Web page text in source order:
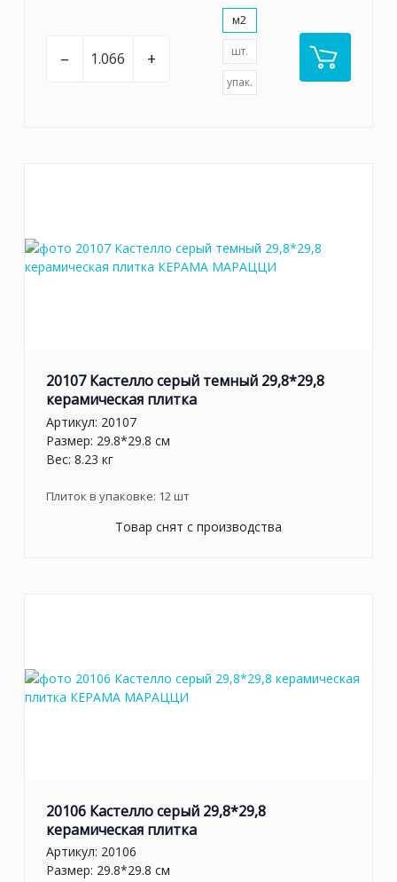
– +
м2
шт.
упак.
20107 Кастелло серый темный 29,8*29,8
керамическая плитка
Артикул: 20107
Размер: 29.8*29.8 см
Вес: 8.23 кг
Плиток в упаковке: 12шт
Товар снят с производства
20106 Кастелло серый 29,8*29,8
керамическая плитка
Артикул: 20106
Размер: 29.8*29.8 см